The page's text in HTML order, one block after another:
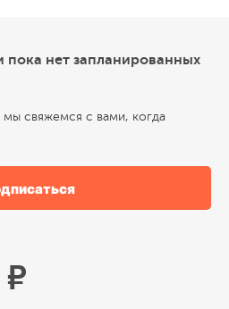
нет запланированных
свяжемся с вами, когда
₽